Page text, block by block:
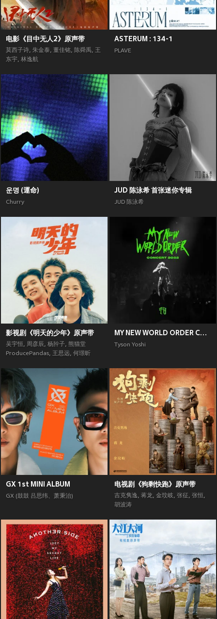
电影《目中无人2》原声带
莫西子诗, 朱金泰, 董佳铭, 陈舜禹, 王
东宇, 林逸航
ASTERUM : 134-1
PLAVE
운명 (運命)
Churry
JUD 陈泳希 首张迷你专辑
JUD 陈泳希
影视剧《明天的少年》原声带
吴宇恒, 周彦辰, 杨肸子, 熊猫堂
ProducePandas, 王思远, 何璟昕
MY NEW WORLD ORDER CONCERT 2022
Tyson Yoshi
GX 1st MINI ALBUM
GX (鼓鼓 吕思纬、萧秉治)
电视剧《狗剩快跑》原声带
吉克隽逸, 蒋龙, 金玟岐, 张征, 张恒,
胡波涛